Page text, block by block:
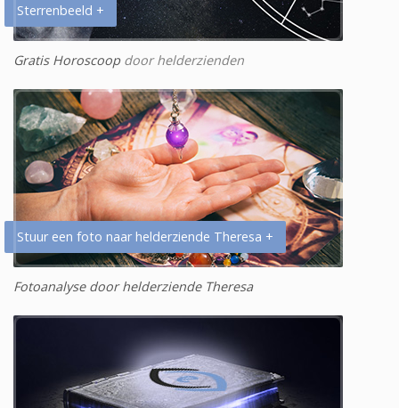
Sterrenbeeld +
Gratis Horoscoopdoor helderzienden
Stuur een foto naar helderziende Theresa +
Fotoanalyse door helderziende Theresa